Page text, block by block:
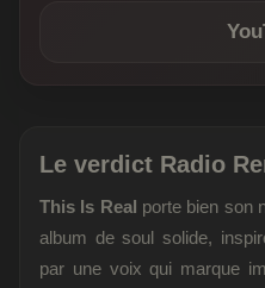
Le verdict Radio
This Is Real porte bien son
album de soul solide,
par une voix qui marque